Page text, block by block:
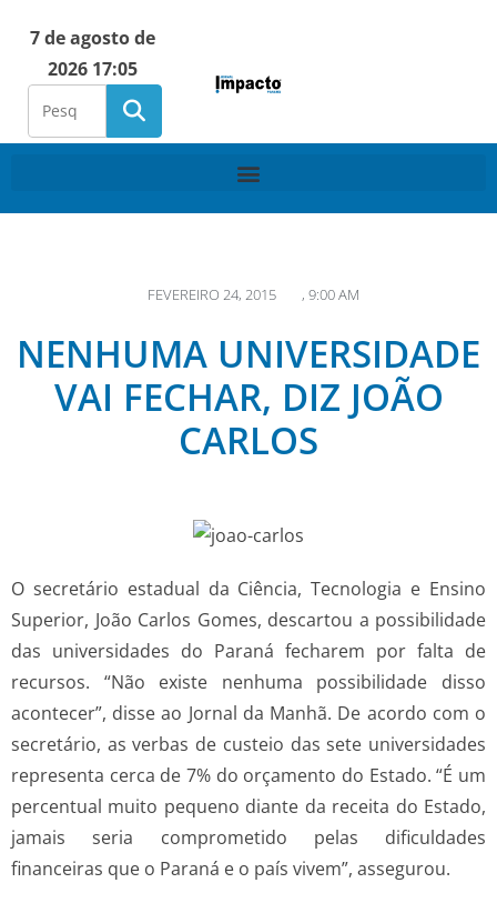
7 de agosto de
2026 17:05
FEVEREIRO 24, 2015 , 9:00 AM
NENHUMA UNIVERSIDADE
VAI FECHAR, DIZ JOÃO
CARLOS
O secretário estadual da Ciência, Tecnologia e Ensino
Superior, João Carlos Gomes, descartou a possibilidade
das universidades do Paraná fecharem por falta de
recursos. “Não existe nenhuma possibilidade disso
acontecer”, disse ao Jornal da Manhã. De acordo com o
secretário, as verbas de custeio das sete universidades
representa cerca de 7% do orçamento do Estado. “É um
percentual muito pequeno diante da receita do Estado,
jamais seria comprometido pelas dificuldades
financeiras que o Paraná e o país vivem”, assegurou.